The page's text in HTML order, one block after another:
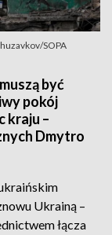
SOPA
być
pokój
kraju –
Dmytro
Ukrainą –
łącza